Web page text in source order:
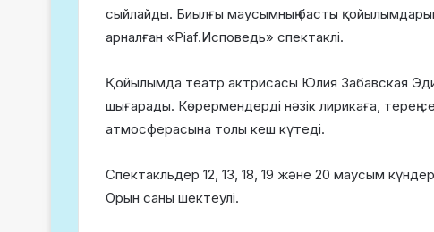
сыйлайды. Биылғы маусымның басты
арналған «Piaf.Исповедь» спектаклі.
Қойылымда театр актрисасы Юлия Забавская
шығарады. Көрермендерді нәзік лирикаға, терең
атмосферасына толы кеш күтеді.
Спектакльдер 12, 13, 18, 19 және 20 маусым
Орын саны шектеулі.